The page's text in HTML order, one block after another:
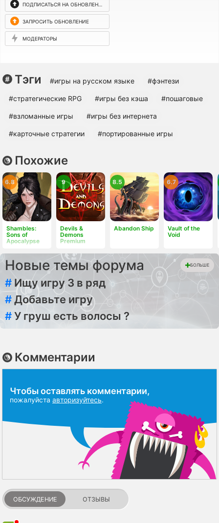
ПОДПИСАТЬСЯ НА ОБНОВЛЕНИЯ
ЗАПРОСИТЬ ОБНОВЛЕНИЕ
МОДЕРАТОРЫ
Тэги #игры на русском языке #фэнтези
#cтратегические RPG #игры без кэша #пошаговые
#взломанные игры #игры без интернета
#карточные стратегии #портированные игры
Похожие
Shambles:
Sons of
Apocalypse
6.8
Devils &
Demons
Premium
9
Abandon Ship
8.5
Vault of the
Void
6.7
Новые темы форума БОЛЬШЕ
# Ищу игру 3 в ряд
#Добавьте игру
#У груш есть волосы ?
Комментарии
Чтобы оставлять комментарии,
пожалуйста авторизуйтесь.
ОБСУЖДЕНИЕ ОТЗЫВЫ